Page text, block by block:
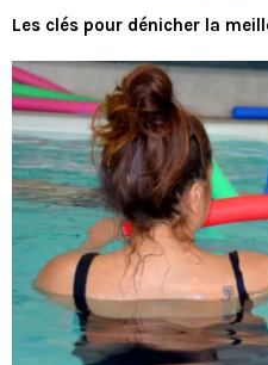
Les clés pour dénicher la